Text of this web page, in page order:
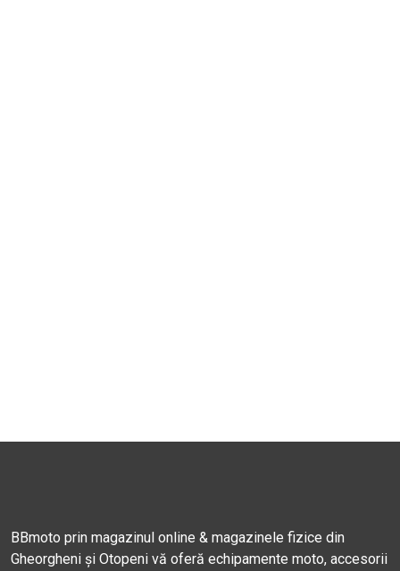
BBmoto prin magazinul online & magazinele fizice din
Gheorgheni și Otopeni vă oferă echipamente moto, accesorii